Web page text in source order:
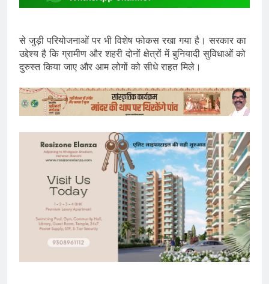
से जुड़ी परियोजनाओं पर भी विशेष फोकस रखा गया है। सरकार का
उद्देश्य है कि ग्रामीण और शहरी दोनों क्षेत्रों में बुनियादी सुविधाओं को
दुरुस्त किया जाए और आम लोगों को सीधे राहत मिले।